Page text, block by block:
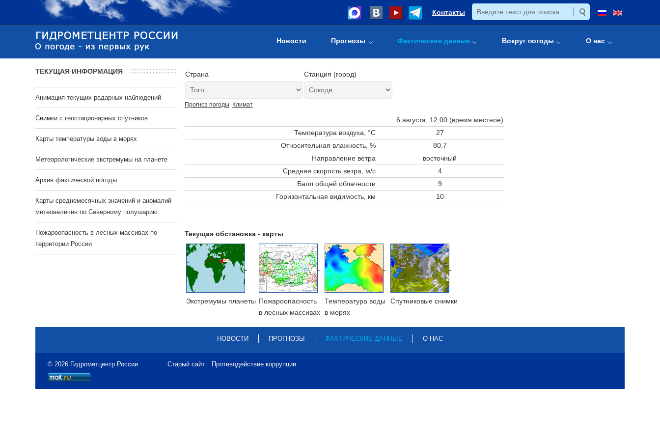
Контакты
Новости Прогнозы Фактические данные Вокруг погоды О нас
Страна Станция (город)
Прогноз погоды Климат
6 августа, 12:00 (время местное)
Температура воздуха, °C
27
Относительная влажность, %
80.7
Направление ветра
восточный
Средняя скорость ветра, м/с
4
Балл общей облачности
9
Горизонтальная видимость, км
10
Текущая обстановка - карты
Экстремумы планеты Пожароопасность
в лесных массивах
Температура воды
в морях
Cпутниковые снимки
ТЕКУЩАЯ ИНФОРМАЦИЯ
Анимация текущих радарных наблюдений
Cнимки с геостационарных спутников
Карты температуры воды в морях
Метеорологические экстремумы на планете
Архив фактической погоды
Карты среднемесячных значений и аномалий
метеовеличин по Северному полушарию
Пожароопасность в лесных массивах по
территории России
НОВОСТИ ПРОГНОЗЫ ФАКТИЧЕСКИЕ ДАННЫЕ О НАС
© 2026 Гидрометцентр России Старый сайт Противодействие коррупции